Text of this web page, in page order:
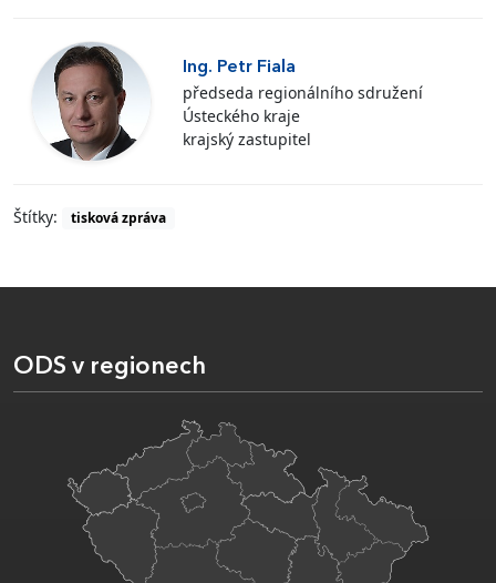
Ing. Petr Fiala
předseda regionálního sdružení
Ústeckého kraje
krajský zastupitel
Štítky: tisková zpráva
ODS v regionech